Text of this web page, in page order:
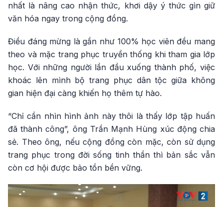
nhất là nâng cao nhận thức, khơi dậy ý thức gìn giữ
văn hóa ngay trong cộng đồng.
Điều đáng mừng là gần như 100% học viên đều mang
theo và mặc trang phục truyền thống khi tham gia lớp
học. Với những người lần đầu xuống thành phố, việc
khoác lên mình bộ trang phục dân tộc giữa không
gian hiện đại càng khiến họ thêm tự hào.
“Chỉ cần nhìn hình ảnh này thôi là thấy lớp tập huấn
đã thành công”, ông Trần Mạnh Hùng xúc động chia
sẻ. Theo ông, nếu cộng đồng còn mặc, còn sử dụng
trang phục trong đời sống tinh thần thì bản sắc vẫn
còn cơ hội được bảo tồn bền vững.